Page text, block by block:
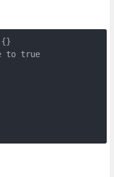
{}
to true